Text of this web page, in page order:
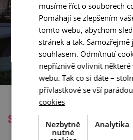
Sportem ku zdraví
musíme říct o souborech
Pomáhají se zlepšením
tomto webu, abychom
stránek a tak. Samozřejmě
souhlasem. Odmítnutí
nepříznivě ovlivnit některé
webu. Tak co si dáte –
přívlastkové se vší
cookies
Nezbytně
nutné
Analytika